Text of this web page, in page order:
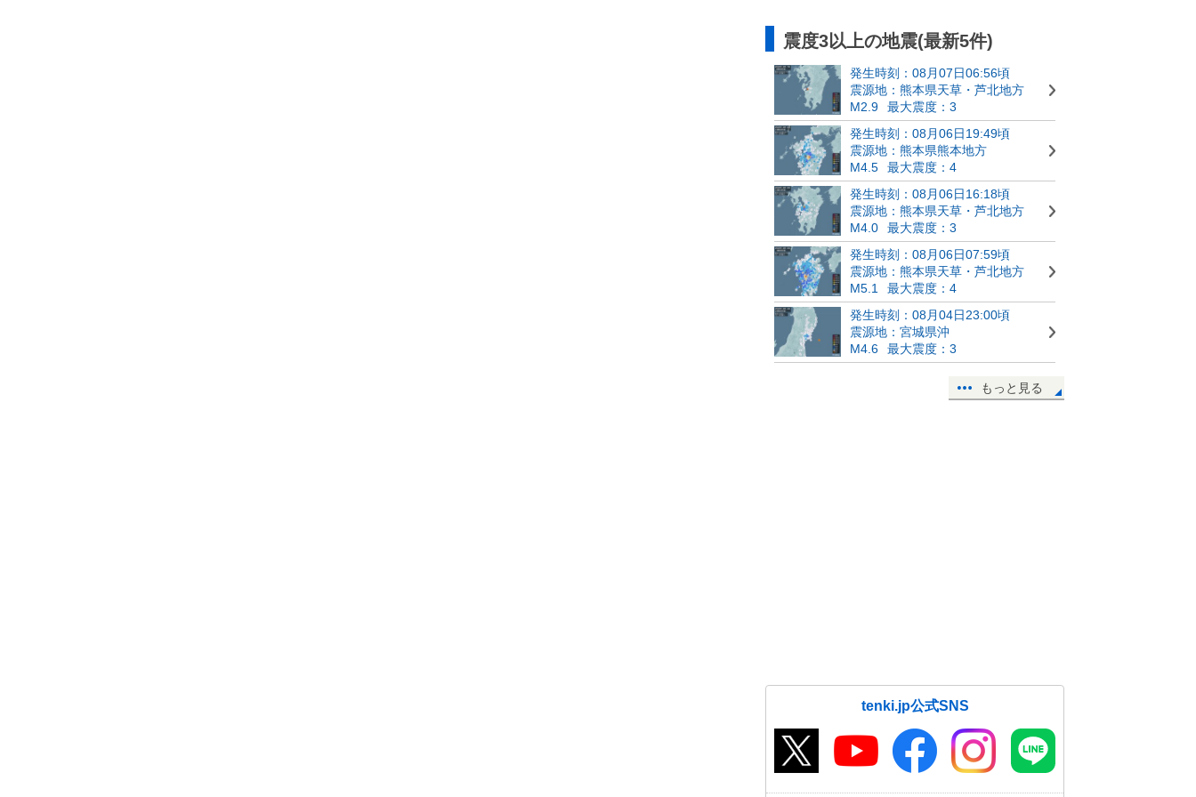
震度3以上の地震(最新5件)
発生時刻：08月07日06:56頃
震源地：熊本県天草・芦北地方
M2.9
最大震度：3
発生時刻：08月06日19:49頃
震源地：熊本県熊本地方
M4.5
最大震度：4
発生時刻：08月06日16:18頃
震源地：熊本県天草・芦北地方
M4.0
最大震度：3
発生時刻：08月06日07:59頃
震源地：熊本県天草・芦北地方
M5.1
最大震度：4
発生時刻：08月04日23:00頃
震源地：宮城県沖
M4.6
最大震度：3
もっと見る
tenki.jp公式SNS